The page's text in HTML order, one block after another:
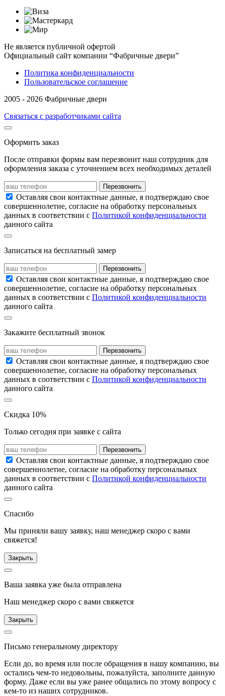
Не является публичной офертой
Официальный сайт компании “Фабричные двери”
Политика конфиденциальности
Пользовательское соглашение
2005 - 2026 Фабричные двери
Связаться с разработчиками сайта
Оформить заказ
После отправки формы вам перезвонит наш сотрудник для
оформления заказа с уточнением всех необходимых деталей
Перезвонить
Оставляя свои контактные данные, я подтверждаю свое
совершеннолетие, согласие на обработку персональных
данных в соответствии с Политикой конфиденциальности
данного сайта
Записаться на бесплатный замер
Перезвонить
Оставляя свои контактные данные, я подтверждаю свое
совершеннолетие, согласие на обработку персональных
данных в соответствии с Политикой конфиденциальности
данного сайта
Закажите бесплатный звонок
Перезвонить
Оставляя свои контактные данные, я подтверждаю свое
совершеннолетие, согласие на обработку персональных
данных в соответствии с Политикой конфиденциальности
данного сайта
Скидка 10%
Только сегодня при заявке с сайта
Перезвонить
Оставляя свои контактные данные, я подтверждаю свое
совершеннолетие, согласие на обработку персональных
данных в соответствии с Политикой конфиденциальности
данного сайта
Спасибо
Мы приняли вашу заявку, наш менеджер скоро с вами
свяжется!
Закрыть
Ваша заявка уже была отправлена
Наш менеджер скоро с вами свяжется
Закрыть
Письмо генеральному директору
Если до, во время или после обращения в нашу компанию, вы
остались чем-то недовольны, пожалуйста, заполните данную
форму. Даже если вы уже ранее общались по этому вопросу с
кем-то из наших сотрудников.